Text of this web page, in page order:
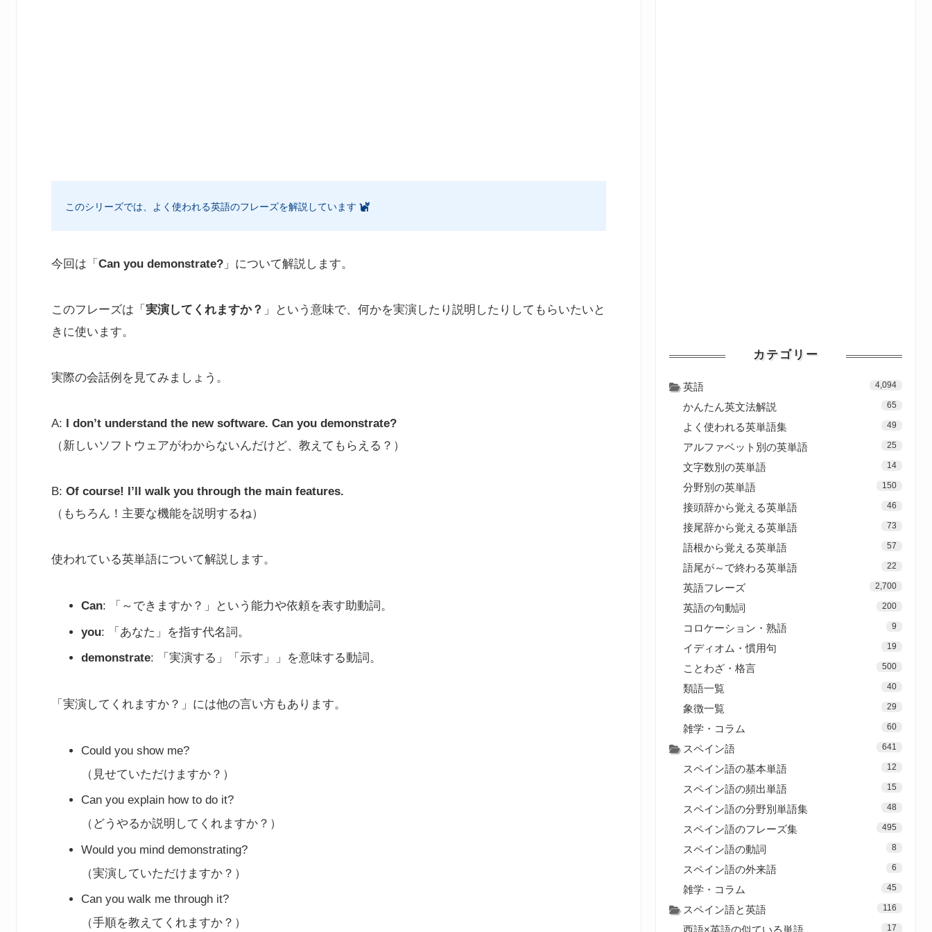
このシリーズでは、よく使われる英語のフレーズを解説しています
今回は「 Can you demonstrate? 」について解説します。
このフレーズは「 実演してくれますか？ 」という意味で、何かを実演したり説明したりしてもらいたいと
きに使います。
実際の会話例を見てみましょう。
A:
I don’t understand the new software. Can you demonstrate?
（新しいソフトウェアがわからないんだけど、教えてもらえる？）
B: Of course! I’ll walk you through the main features.
（もちろん！主要な機能を説明するね）
使われている英単語について解説します。
Can: 「～できますか？」という能力や依頼を表す助動詞。
you: 「あなた」を指す代名詞。
demonstrate: 「実演する」「示す」」を意味する動詞。
「実演してくれますか？」には他の言い方もあります。
Could you show me?
（見せていただけますか？）
Can you explain how to do it?
（どうやるか説明してくれますか？）
Would you mind demonstrating?
（実演していただけますか？）
Can you walk me through it?
（手順を教えてくれますか？）
カテゴリー
英語 4,094
かんたん英文法解説 65
よく使われる英単語集 49
アルファベット別の英単語 25
文字数別の英単語 14
分野別の英単語 150
接頭辞から覚える英単語 46
接尾辞から覚える英単語 73
語根から覚える英単語 57
語尾が～で終わる英単語 22
英語フレーズ 2,700
英語の句動詞 200
コロケーション・熟語 9
イディオム・慣用句 19
ことわざ・格言 500
類語一覧 40
象徴一覧 29
雑学・コラム 60
スペイン語 641
スペイン語の基本単語 12
スペイン語の頻出単語 15
スペイン語の分野別単語集 48
スペイン語のフレーズ集 495
スペイン語の動詞 8
スペイン語の外来語 6
雑学・コラム 45
スペイン語と英語 116
西語×英語の似ている単語 17